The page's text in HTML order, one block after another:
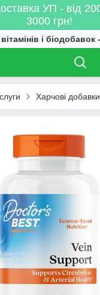
УП - від
3000 грн!
і
Харчові добавки